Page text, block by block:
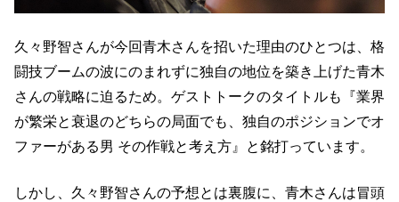
久々野智さんが今回青木さんを招いた理由のひとつは、格
闘技ブームの波にのまれずに独自の地位を築き上げた青木
さんの戦略に迫るため。ゲストトークのタイトルも『業界
が繁栄と衰退のどちらの局面でも、独自のポジションでオ
ファーがある男 その作戦と考え方』と銘打っています。
しかし、久々野智さんの予想とは裏腹に、青木さんは冒頭